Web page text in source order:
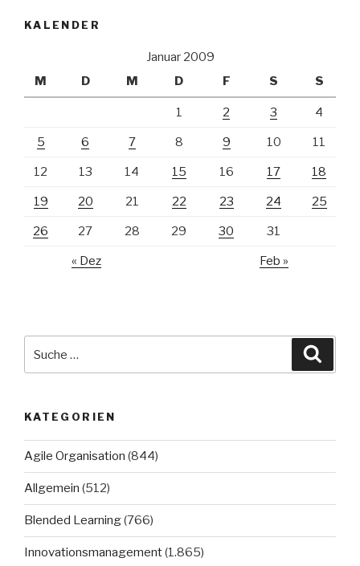
KALENDER
Januar 2009
M
D M D F S S
1 2 3 4
5 6 7 8 9 10 11
12 13 14 15 16 17 18
19 20 21 22 23 24 25
26 27 28 29 30 31
« Dez Feb »
nach:
KATEGORIEN
Agile Organisation (844)
Allgemein (512)
Blended Learning(766)
Innovationsmanagement(1.865)